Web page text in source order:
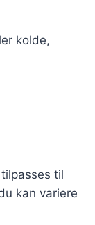
kolde,
til
kan variere